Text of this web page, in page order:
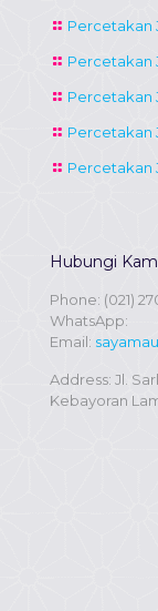
Percetakan
Percetakan
Percetakan
Percetakan
Percetakan
Hubungi
Phone: (021)
WhatsApp:
Email:
Address: Jl.
Kebayoran